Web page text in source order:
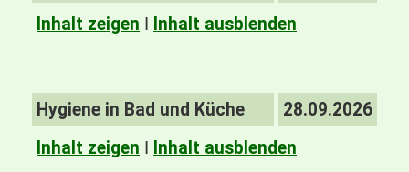
Inhalt zeigen I Inhalt ausblenden
Hygiene in Bad und Küche
28.09.2026
Inhalt zeigen I Inhalt ausblenden